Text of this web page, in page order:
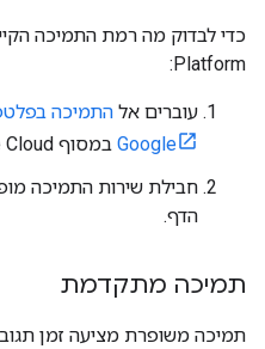
Platform:
עוברים אל התמיכה
Google במסוף Google Cloud.
חבילת שירות התמיכה
הדף.
תמיכה מתקדמת
תמיכה משופרת מציעה זמן